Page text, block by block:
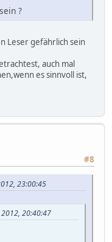
?
Leser gefährlich sein
auch mal
es sinnvoll ist,
#8
23:00:45
20:40:47